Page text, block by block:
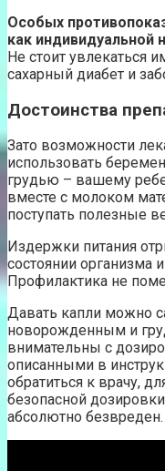
Особых
как индивидуальной
Не стоит увлекаться
сахарный диабет и
Достоинства
Зато возможности
использовать
грудью – вашему
вместе с молоком
поступать полезные
Издержки питания
состоянии организма
Профилактика не
Давать капли можно
новорожденным и
внимательны с
описанными в
обратиться к врачу,
безопасной
абсолютно безвреден.